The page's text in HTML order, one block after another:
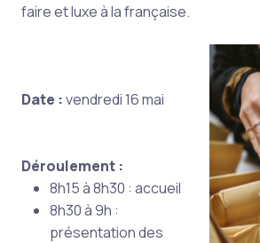
faire et luxe à la française.
Date :vendredi 16 mai
Déroulement :
8h15 à 8h30 : accueil
8h30 à 9h :
présentation des